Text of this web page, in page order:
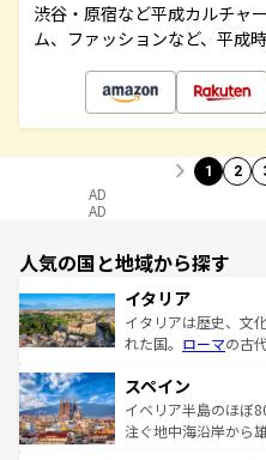
渋谷・原宿など平成カルチャ
ム、ファッションなど、平成
1 2
AD
AD
人気の国と地域から探す
イタリア
イタリアは歴史、文
れた国。 ローマの古
ろん、トスカーナの
景など、自然景観も
ピザやパスタなど、
スペイン
イベリア半島のほぼ
注ぐ地中海沿岸から